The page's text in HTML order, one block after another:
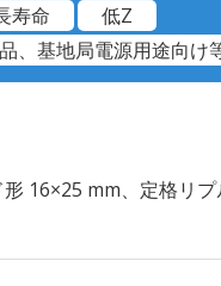
寿命
低Z
、基地局電源用途向け
16×25 mm、定格リプ